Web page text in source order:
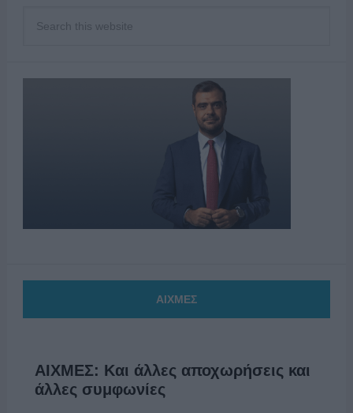
ΑΙΧΜΕΣ
ΑΙΧΜΕΣ: Και άλλες αποχωρήσεις και
άλλες συμφωνίες